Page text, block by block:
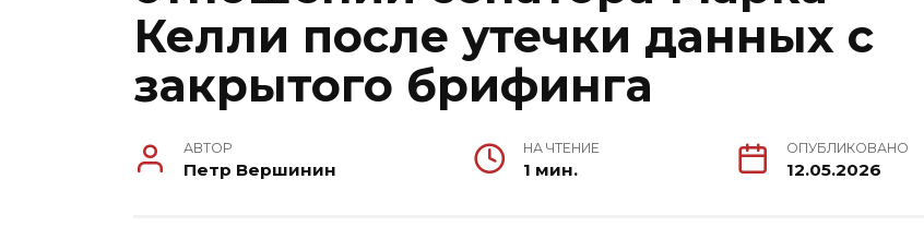
Келли после утечки данных с
закрытого брифинга
АВТОР
Петр Вершинин
НА ЧТЕНИЕ
1 мин.
ОПУБЛИКОВАНО
12.05.2026